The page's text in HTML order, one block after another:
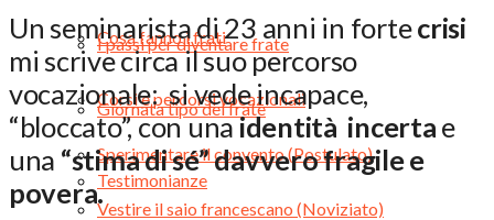
I passi per diventare frate
Corsi e percorsi vocazionali
Sperimentare il convento (Postulato)
Vestire il saio francescano (Noviziato)
Cosa fanno i frati
Giornata tipo del frate
Testimonianze
Un seminarista di 23 anni in fortecrisi
mi scrive circa il suo percorso
vocazionale: si vede incapace,
“bloccato”, con unaidentità incerta e
una “stima di sé” davvero fragile e
povera.